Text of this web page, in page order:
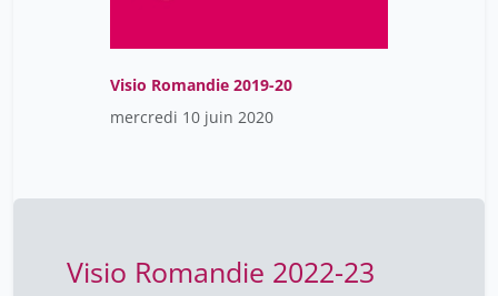
Visio Romandie 2019-20
mercredi 10 juin 2020
Visio Romandie 2022-23